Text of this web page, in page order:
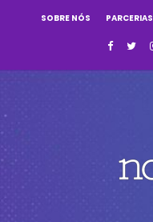
SOBRE NÓS PARCERIAS